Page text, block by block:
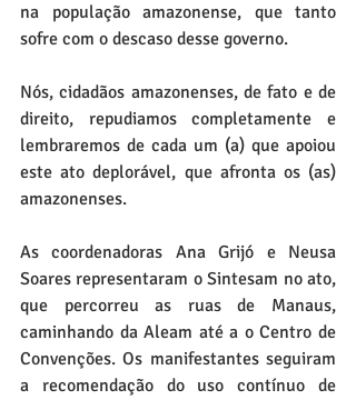
na população amazonense, que tanto
sofre com o descaso desse governo.
Nós, cidadãos amazonenses, de fato e de
direito, repudiamos completamente e
lembraremos de cada um (a) que apoiou
este ato deplorável, que afronta os (as)
amazonenses.
As coordenadoras Ana Grijó e Neusa
Soares representaram o Sintesam no ato,
que percorreu as ruas de Manaus,
caminhando da Aleam até a o Centro de
Convenções. Os manifestantes seguiram
a recomendação do uso contínuo de